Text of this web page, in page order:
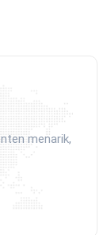
menarik,